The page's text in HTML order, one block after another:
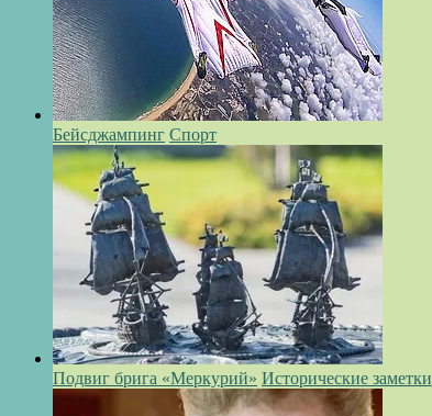
Бейсджампинг Спорт
Подвиг брига «Меркурий» Исторические заметки